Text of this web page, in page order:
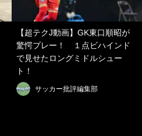
【超テクJ動画】GK東口順昭が
驚愕プレー！ １点ビハインド
で見せたロングミドルシュー
ト！
サッカー批評編集部